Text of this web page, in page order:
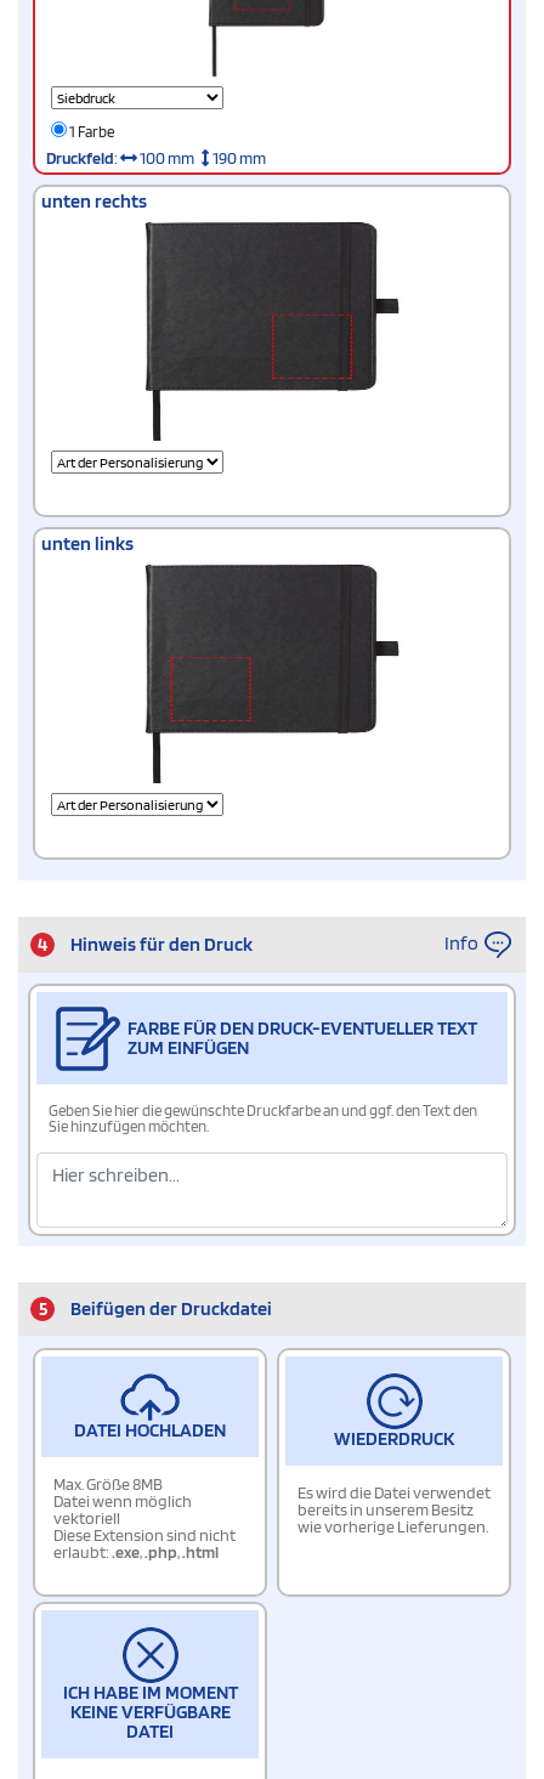
1 Farbe
Druckfeld: 100 mm 190 mm
unten rechts
unten links
4 Hinweis für den Druck Info
FARBE FÜR DEN DRUCK-EVENTUELLER TEXT
ZUM EINFÜGEN
Geben Sie hier die gewünschte Druckfarbe an und ggf. den Text den
Sie hinzufügen möchten.
5 Beifügen der Druckdatei
DATEI HOCHLADEN
Max. Größe 8MB
Datei wenn möglich
vektoriell
Diese Extension sind nicht
erlaubt:.exe,.php,.html
WIEDERDRUCK
Es wird die Datei verwendet
bereits in unserem Besitz
wie vorherige Lieferungen.
ICH HABE IM MOMENT
KEINE VERFÜGBARE
DATEI